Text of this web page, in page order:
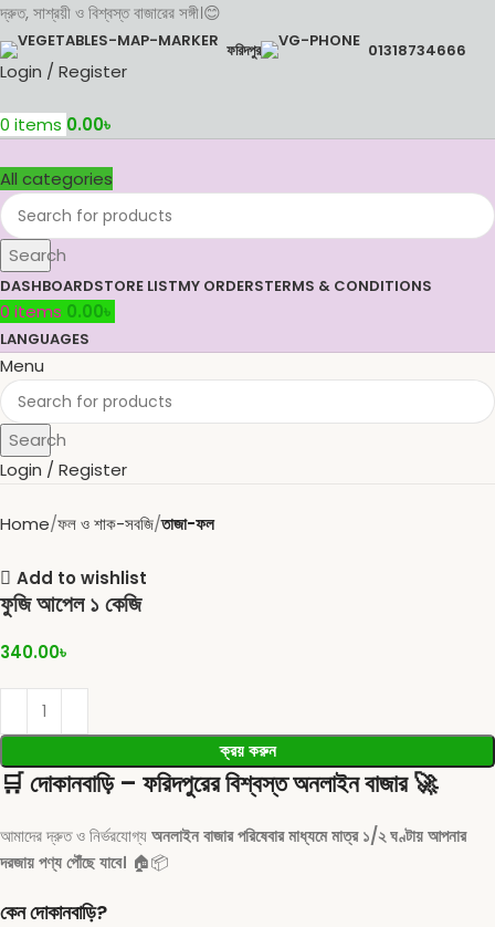
দ্রুত, সাশ্রয়ী ও বিশ্বস্ত বাজারের সঙ্গী।😊
ফরিদপুর 01318734666
Login / Register
0 items 0.00৳
All categories
Search
DASHBOARDSTORE LISTMY ORDERSTERMS & CONDITIONS
0 items 0.00৳
LANGUAGES
Menu
Search
Login / Register
Home ফল ও শাক-সবজি তাজা-ফল
Add to wishlist
ফুজি আপেল ১ কেজি
340.00৳
ক্রয় করুন
🛒দোকানবাড়ি – ফরিদপুরের বিশ্বস্ত অনলাইন বাজার🚀
আমাদের দ্রুত ও নির্ভরযোগ্যঅনলাইন বাজার পরিষেবার মাধ্যমে মাত্র ১/২ ঘণ্টায় আপনার
দরজায় পণ্য পৌঁছে যাবে। 🏠📦
কেন দোকানবাড়ি?